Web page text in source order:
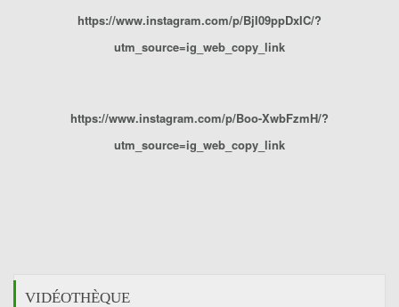
https://www.instagram.com/p/BjI09ppDxIC/?
utm_source=ig_web_copy_link
https://www.instagram.com/p/Boo-XwbFzmH/?
utm_source=ig_web_copy_link
VIDÉOTHÈQUE